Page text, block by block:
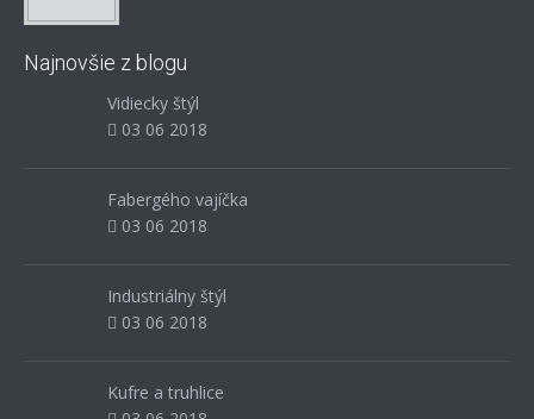
Najnovšie z blogu
Vidiecky štýl
03 06 2018
Fabergého vajíčka
03 06 2018
Industriálny štýl
03 06 2018
Kufre a truhlice